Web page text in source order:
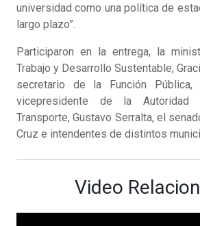
universidad como una política de
largo plazo”.
Participaron en la entrega, la
Trabajo y Desarrollo Sustentable,
secretario de la Función Pública,
vicepresidente de la Autoridad
Transporte, Gustavo Serralta, el
Cruz e intendentes de distintos
Video